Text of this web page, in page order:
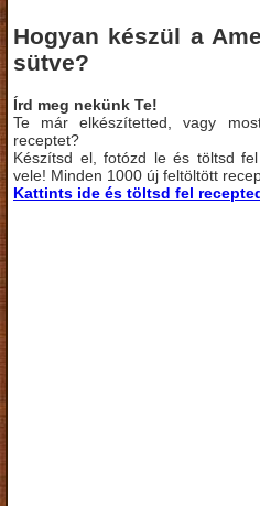
Hogyan készül a
sütve?
Írd meg nekünk Te!
Te már elkészítetted, vagy
receptet?
Készítsd el, fotózd le és töltsd
vele! Minden 1000 új feltöltött
Kattints ide és töltsd fel